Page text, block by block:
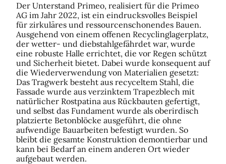
Der Unterstand Primeo, realisiert für die Primeo
AG im Jahr 2022, ist ein eindrucksvolles Beispiel
für zirkuläres und ressourcenschonendes Bauen.
Ausgehend von einem offenen Recyclinglagerplatz,
der wetter- und diebstahlgefährdet war, wurde
eine robuste Halle errichtet, die vor Regen schützt
und Sicherheit bietet. Dabei wurde konsequent auf
die Wiederverwendung von Materialien gesetzt:
Das Tragwerk besteht aus recyceltem Stahl, die
Fassade wurde aus verzinktem Trapezblech mit
natürlicher Rostpatina aus Rückbauten gefertigt,
und selbst das Fundament wurde als oberirdisch
platzierte Betonblöcke ausgeführt, die ohne
aufwendige Bauarbeiten befestigt wurden. So
bleibt die gesamte Konstruktion demontierbar und
kann bei Bedarf an einem anderen Ort wieder
aufgebaut werden.